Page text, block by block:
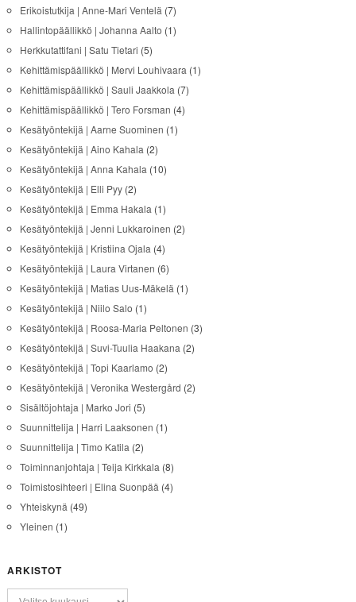
Erikoistutkija | Anne-Mari Ventelä (7)
Hallintopäällikkö | Johanna Aalto (1)
Herkkutattifani | Satu Tietari (5)
Kehittämispäällikkö | Mervi Louhivaara (1)
Kehittämispäällikkö | Sauli Jaakkola (7)
Kehittämispäällikkö | Tero Forsman (4)
Kesätyöntekijä | Aarne Suominen (1)
Kesätyöntekijä | Aino Kahala (2)
Kesätyöntekijä | Anna Kahala (10)
Kesätyöntekijä | Elli Pyy(2)
Kesätyöntekijä | Emma Hakala (1)
Kesätyöntekijä | Jenni Lukkaroinen (2)
Kesätyöntekijä | Kristiina Ojala (4)
Kesätyöntekijä | Laura Virtanen (6)
Kesätyöntekijä | Matias Uus-Mäkelä (1)
Kesätyöntekijä | Niilo Salo (1)
Kesätyöntekijä | Roosa-Maria Peltonen (3)
Kesätyöntekijä | Suvi-Tuulia Haakana (2)
Kesätyöntekijä | Topi Kaarlamo (2)
Kesätyöntekijä | Veronika Westergård (2)
Sisältöjohtaja | Marko Jori (5)
Suunnittelija | Harri Laaksonen (1)
Suunnittelija | Timo Katila (2)
Toiminnanjohtaja | Teija Kirkkala (8)
Toimistosihteeri | Elina Suonpää (4)
Yhteiskynä (49)
Yleinen (1)
ARKISTOT